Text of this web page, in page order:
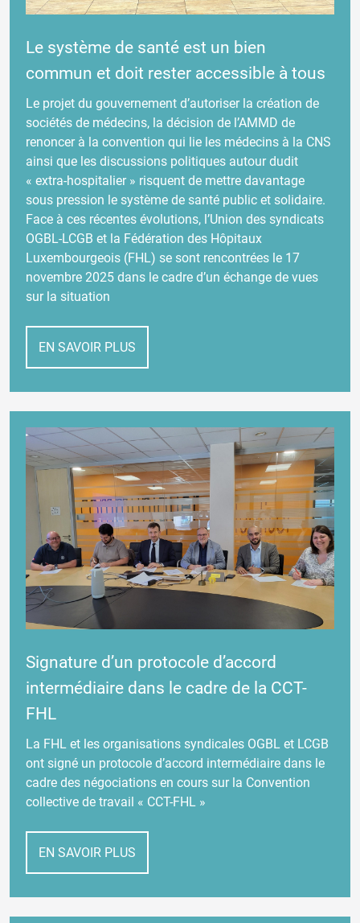
Le système de santé est un bien
commun et doit rester accessible à tous
Le projet du gouvernement d’autoriser la création de
sociétés de médecins, la décision de l’AMMD de
renoncer à la convention qui lie les médecins à la CNS
ainsi que les discussions politiques autour dudit
« extra-hospitalier » risquent de mettre davantage
sous pression le système de santé public et solidaire.
Face à ces récentes évolutions, l’Union des syndicats
OGBL-LCGB et la Fédération des Hôpitaux
Luxembourgeois (FHL) se sont rencontrées le 17
novembre 2025 dans le cadre d’un échange de vues
sur la situation
EN SAVOIR PLUS
Signature d’un protocole d’accord
intermédiaire dans le cadre de la CCT-
FHL
La FHL et les organisations syndicales OGBL et LCGB
ont signé un protocole d’accord intermédiaire dans le
cadre des négociations en cours sur la Convention
collective de travail « CCT-FHL »
EN SAVOIR PLUS